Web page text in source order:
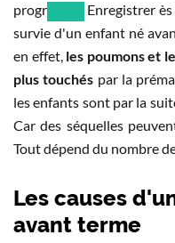
progr
Enregistrer
survie d'un enfant né
en effet, les poumons et
plus touchés par la
les enfants sont par la
Car des séquelles
Tout dépend du nombre
Les causes
avant terme